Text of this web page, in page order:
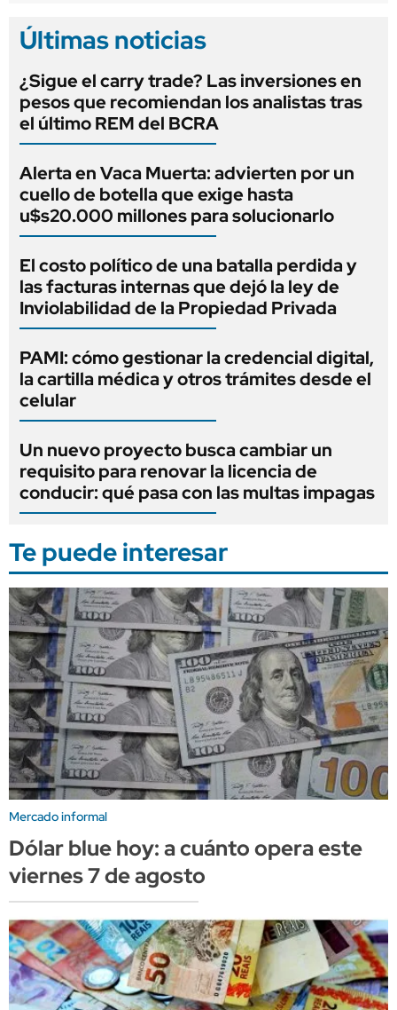
Últimas noticias
¿Sigue el carry trade? Las inversiones en
pesos que recomiendan los analistas tras
el último REM del BCRA
Alerta en Vaca Muerta: advierten por un
cuello de botella que exige hasta
u$s20.000 millones para solucionarlo
El costo político de una batalla perdida y
las facturas internas que dejó la ley de
Inviolabilidad de la Propiedad Privada
PAMI: cómo gestionar la credencial digital,
la cartilla médica y otros trámites desde el
celular
Un nuevo proyecto busca cambiar un
requisito para renovar la licencia de
conducir: qué pasa con las multas impagas
Te puede interesar
Mercado informal
Dólar blue hoy: a cuánto opera este
viernes 7 de agosto